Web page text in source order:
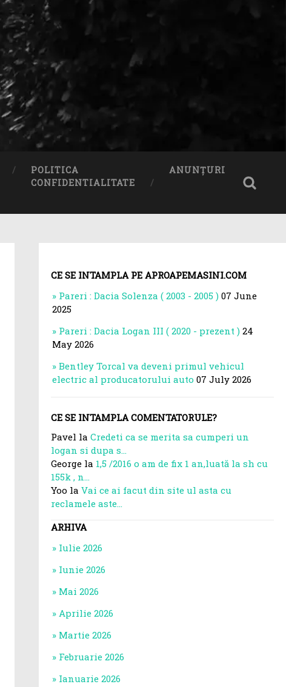
POLITICA
CONFIDENTIALITATE
ANUNȚURI
CE SE INTAMPLA PE APROAPEMASINI.COM
Pareri : Dacia Solenza ( 2003 - 2005 ) 07 June
2025
Pareri : Dacia Logan III ( 2020 - prezent ) 24
May 2026
Bentley Torcal va deveni primul vehicul
electric al producatorului auto 07 July 2026
CE SE INTAMPLA COMENTATORULE?
Pavel la Credeti ca se merita sa cumperi un
logan si dupa s...
George la 1,5 /2016 o am de fix 1 an,luată la sh cu
155k , n...
Yoo la Vai ce ai facut din site ul asta cu
reclamele aste...
ARHIVA
Iulie 2026
Iunie 2026
Mai 2026
Aprilie 2026
Martie 2026
Februarie 2026
Ianuarie 2026